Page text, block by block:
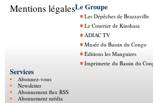
Mentions légalesLe Groupe
Les Dépêches de Brazzaville
Le Courrier de Kinshasa
ADIAC TV
Musée du Bassin du Congo
Éditions les Manguiers
Imprimerie du Bassin du
Services
Abonnez-vous
Newsletter
Abonnement flux RSS
Abonnement média